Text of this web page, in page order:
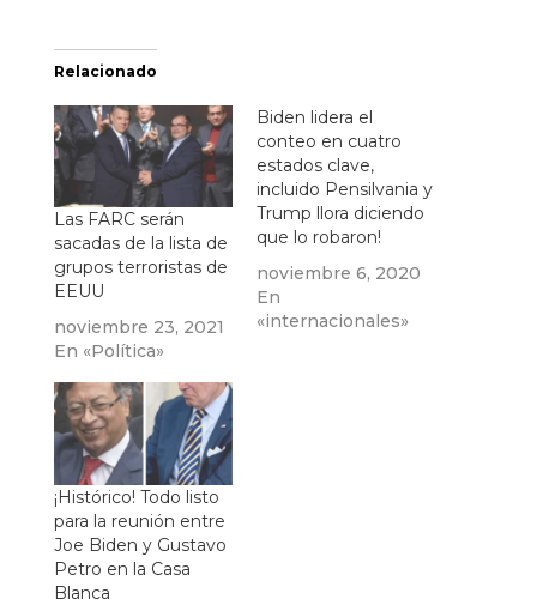
Relacionado
Las FARC serán
sacadas de la lista de
grupos terroristas de
EEUU
noviembre 23, 2021
En «Política»
Biden lidera el
conteo en cuatro
estados clave,
incluido Pensilvania y
Trump llora diciendo
que lo robaron!
noviembre 6, 2020
En
«internacionales»
¡Histórico! Todo listo
para la reunión entre
Joe Biden y Gustavo
Petro en la Casa
Blanca